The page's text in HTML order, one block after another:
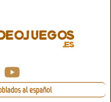
al español